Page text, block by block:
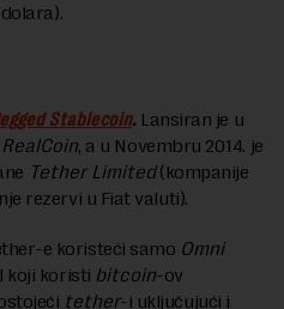
Stablecoin. Lansiran je u
RealCoin, a u Novembru 2014. je
Tether Limited(kompanije
rezervi u Fiat valuti).
e koristeći samo Omni
koji koristi bitcoin-ov
tether-i uključujući i